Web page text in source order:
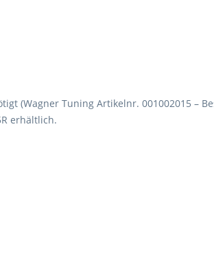
(Wagner Tuning Artikelnr. 001002015 –
erhältlich.